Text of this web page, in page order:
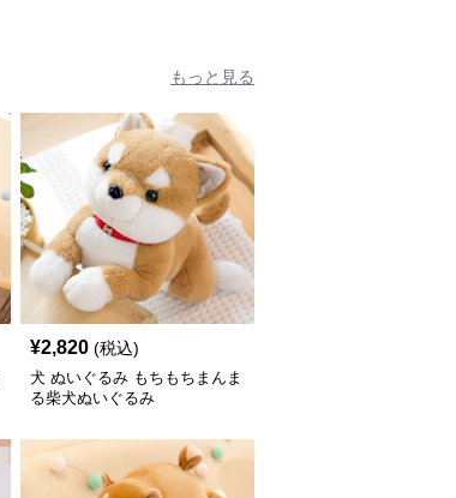
もっと見る
¥2,820 (税込)
犬 ぬいぐるみ もちもちまんま
る柴犬ぬいぐるみ